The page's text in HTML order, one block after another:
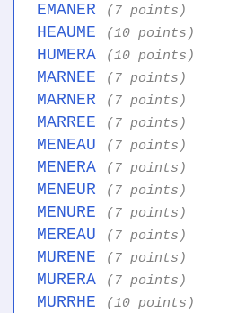
EMANER (7 points)
HEAUME (10 points)
HUMERA (10 points)
MARNEE (7 points)
MARNER (7 points)
MARREE (7 points)
MENEAU (7 points)
MENERA (7 points)
MENEUR (7 points)
MENURE (7 points)
MEREAU (7 points)
MURENE (7 points)
MURERA (7 points)
MURRHE (10 points)